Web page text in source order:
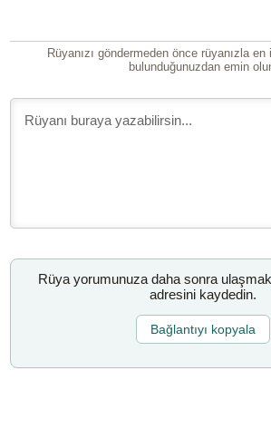
Rüyanızı göndermeden önce rüyanızla
bulunduğunuzdan emin
Rüya yorumunuza daha sonra
adresini kaydedin.
Bağlantıyı kopyala